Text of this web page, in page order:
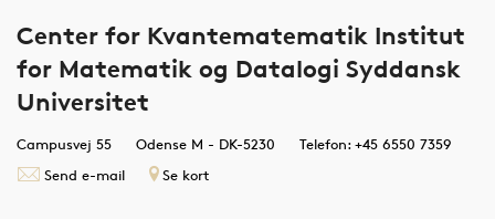
Center for Kvantematematik Institut
for Matematik og Datalogi Syddansk
Universitet
Campusvej 55 Odense M - DK-5230
Telefon: +45 6550 7359
Send e-mail
Se kort